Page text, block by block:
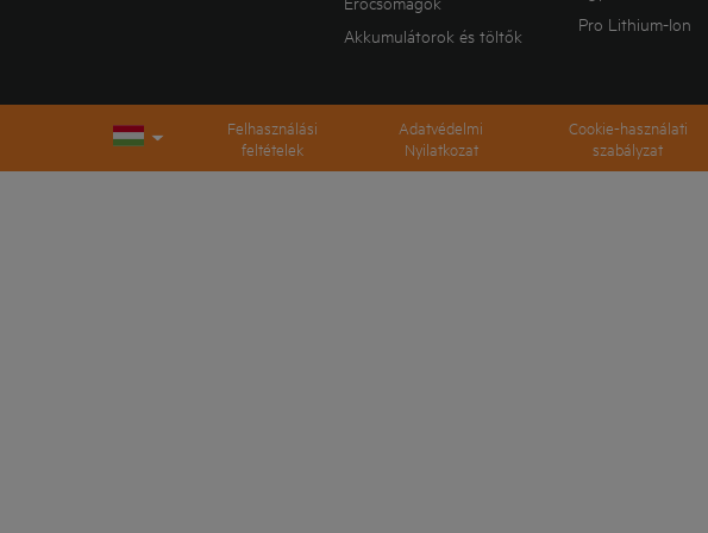
Akkumulátorok és töltők
Pro Lithium-Ion
Felhasználási
feltételek
Adatvédelmi
Nyilatkozat
Cookie-használati
szabályzat